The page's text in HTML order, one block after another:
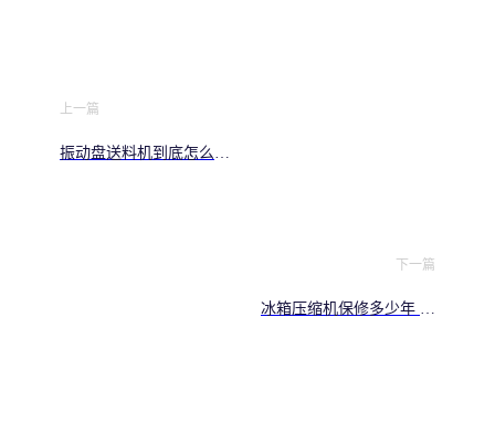
上一篇
振动盘送料机到底怎么工
下一篇
冰箱压缩机保修多少年 弄